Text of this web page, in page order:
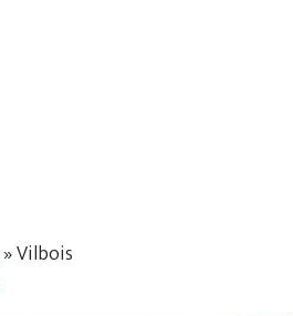
»Vilbois